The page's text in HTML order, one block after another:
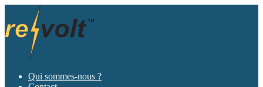
la
navigation
contenu
Qui sommes-nous ?